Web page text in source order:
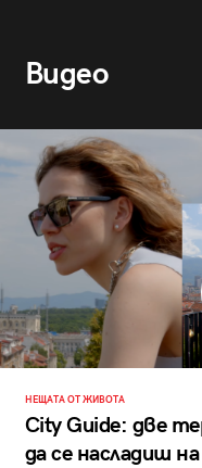
Видео
НЕЩАТА ОТ ЖИВОТА
City Guide: две
да се насладиш